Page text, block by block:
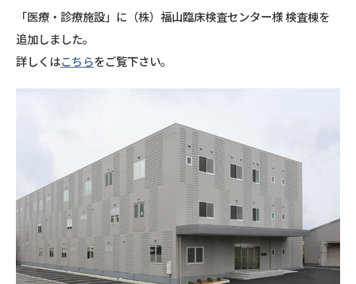
「医療・診療施設」に（株）福山臨床検査センター様 検査棟を
追加しました。
詳しくはこちらをご覧下さい。